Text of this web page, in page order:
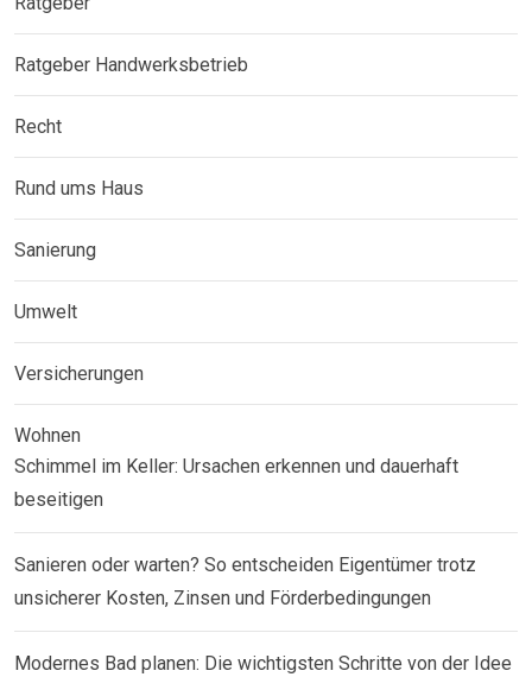
Ratgeber Handwerksbetrieb
Recht
Rund ums Haus
Sanierung
Umwelt
Versicherungen
Wohnen
Schimmel im Keller: Ursachen erkennen und dauerhaft
beseitigen
Sanieren oder warten? So entscheiden Eigentümer trotz
unsicherer Kosten, Zinsen und Förderbedingungen
Modernes Bad planen: Die wichtigsten Schritte von der Idee